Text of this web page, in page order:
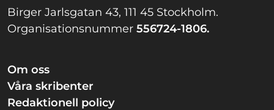
Birger Jarlsgatan 43, 111 45 Stockholm.
Organisationsnummer 556724-1806.
Om oss
Våra skribenter
Redaktionell policy